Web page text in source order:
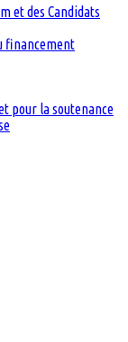
et des Candidats
financement
pour la soutenance